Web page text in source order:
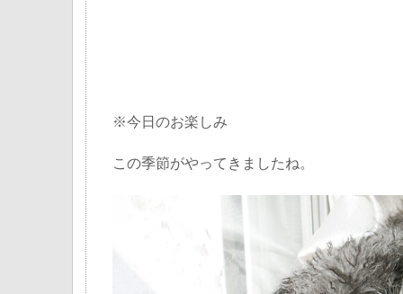
※今日のお楽しみ
この季節がやってきましたね。